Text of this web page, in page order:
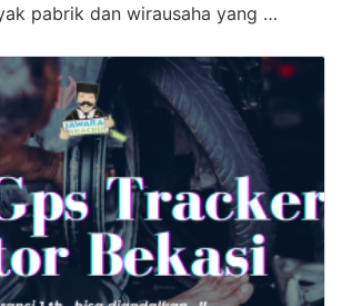
pabrik dan wirausaha yang …